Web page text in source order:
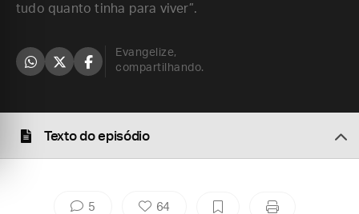
tudo quanto tinha para viver”.
Evangelize,
compartilhando.
Texto do episódio
5 64